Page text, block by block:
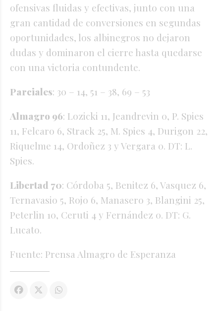
ofensivas fluidas y efectivas, junto con una
gran cantidad de conversiones en segundas
oportunidades, los albinegros no dejaron
dudas y dominaron el cierre hasta quedarse
con una victoria contundente.
Parciales: 30 – 14, 51 – 38, 69 – 53
Almagro 96: Lozicki 11, Jeandrevin 0, P. Spies
11, Felcaro 6, Strack 25, M. Spies 4, Durigon 22,
Riquelme 14, Ordoñez 3 y Vergara 0. DT: L.
Spies.
Libertad 70: Córdoba 5, Benitez 6, Vasquez 6,
Ternavasio 5, Rojo 6, Manasero 3, Blangini 25,
Peterlin 10, Ceruti 4 y Fernández 0. DT: G.
Lucato.
Fuente: Prensa Almagro de Esperanza